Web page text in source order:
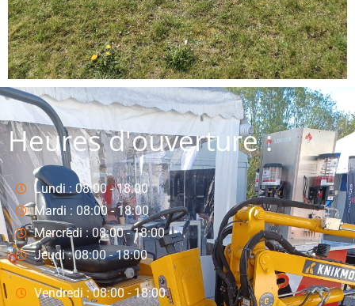
Heures d'ouverture :
Lundi : 08:00 - 18:00
Mardi : 08:00 - 18:00
Mercredi : 08:00 - 18:00
Jeudi : 08:00 - 18:00
Vendredi : 08:00 - 18:00